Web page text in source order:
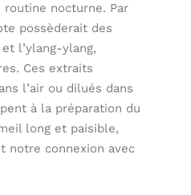
nocturne. Par
possèderait des
l’ylang-ylang,
Ces extraits
l’air ou dilués dans
à la préparation du
long et paisible,
notre connexion avec